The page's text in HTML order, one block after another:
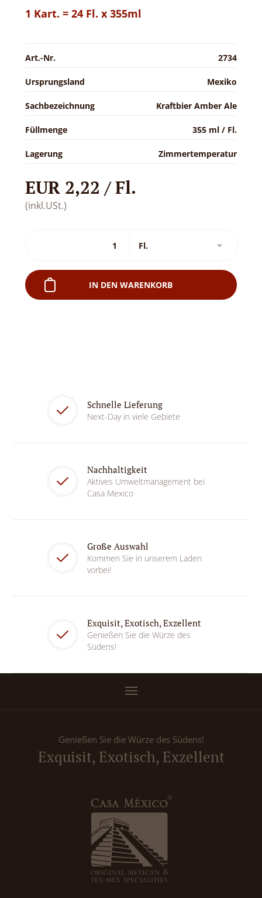
1 Kart. = 24 Fl. x 355ml
Art.-Nr. 2734
Ursprungsland Mexiko
Sachbezeichnung Kraftbier Amber Ale
Füllmenge 355 ml / Fl.
Lagerung Zimmertemperatur
EUR 2,22 / Fl.
(inkl.USt.)
IN DEN WARENKORB
Schnelle Lieferung
Next-Day in viele Gebiete
Nachhaltigkeit
Aktives Umweltmanagement bei
Casa Mexico
Große Auswahl
Kommen Sie in unserem Laden
vorbei!
Exquisit, Exotisch, Exzellent
Genießen Sie die Würze des
Südens!
Genießen Sie die Würze des Südens!
Exquisit, Exotisch, Exzellent